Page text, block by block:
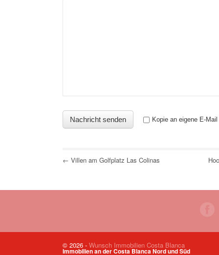
Kopie an eigene E-Mail
← Villen am Golfplatz Las Colinas
© 2026 - Wunsch Immobilien Costa Blanca
Immobilien an der Costa Blanca Nord und Süd